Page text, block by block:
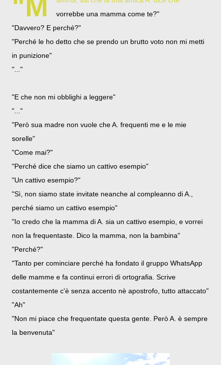
"M
vorrebbe una mamma come te?"
"Davvero? E perché?"
"Perché le ho detto che se prendo un brutto voto non mi metti
in punizione"
"..."
"E che non mi obblighi a leggere"
"..."
"Però sua madre non vuole che A. frequenti me e le mie
sorelle"
"Come mai?"
"Perché dice che siamo un cattivo esempio"
"Un cattivo esempio?"
"Sì, non siamo state invitate neanche al compleanno di A.,
perché siamo un cattivo esempio"
"Io credo che la mamma di A. sia un cattivo esempio, e vorrei
non la frequentaste. Dico la mamma, non la bambina"
"Perché?"
"Tanto per cominciare perché ha fondato il gruppo WhatsApp
delle mamme e fa continui errori di ortografia. Scrive
costantemente c'è senza accento nè apostrofo, tutto attaccato"
"Ah"
"Non mi piace che frequentate questa gente. Però A. è sempre
la benvenuta"